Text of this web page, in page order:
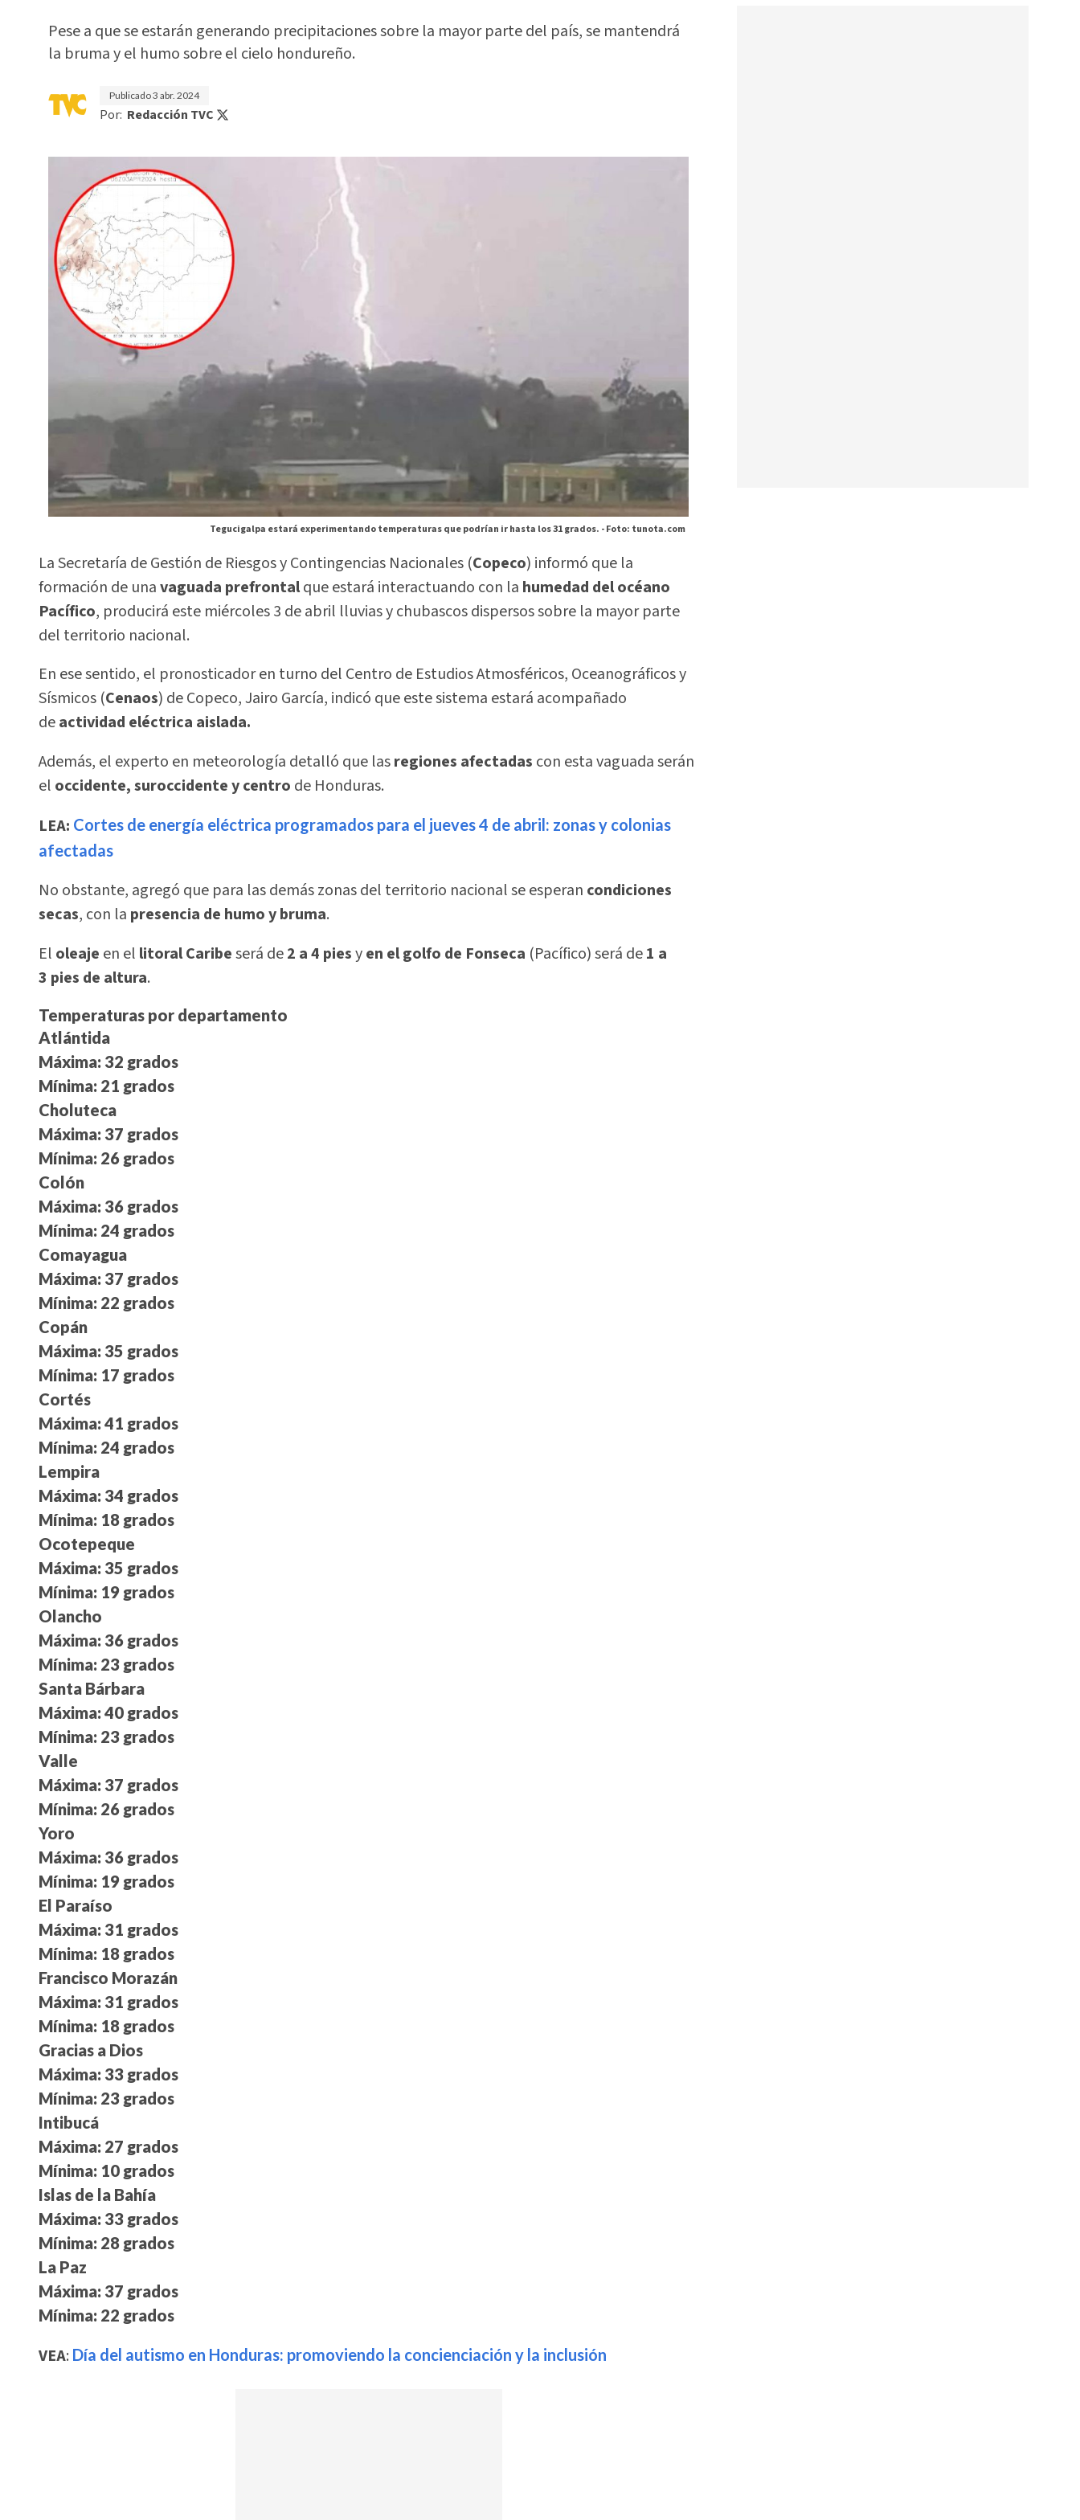
Pese a que se estarán generando precipitaciones sobre la mayor parte del país, se mantendrá
la bruma y el humo sobre el cielo hondureño.
Publicado3 abr. 2024
Por: Redacción TVC
Tegucigalpa estará experimentando temperaturas que podrían ir hasta los 31 grados. -Foto: tunota.com
La Secretaría de Gestión de Riesgos y Contingencias Nacionales (Copeco) informó que la
formación de unavaguada prefrontalque estará interactuando con la humedad del océano
Pacífico, producirá este miércoles 3 de abril lluvias y chubascos dispersos sobre la mayor parte
del territorio nacional.
En ese sentido, el pronosticador en turno del Centro de Estudios Atmosféricos, Oceanográficos y
Sísmicos (Cenaos) de Copeco, Jairo García, indicó que este sistema estará acompañado
deactividad eléctrica aislada.
Además, el experto en meteorología detalló que lasregiones afectadas con esta vaguada serán
el occidente, suroccidente y centro de Honduras.
LEA: Cortes de energía eléctrica programados para el jueves 4 de abril: zonas y colonias
afectadas
No obstante, agregó que para las demás zonas del territorio nacional se esperan condiciones
secas, con la presencia de humo y bruma.
El oleaje en el litoral Caribeserá de2 a 4 piesyen el golfo de Fonseca (Pacífico) será de1 a
3 pies de altura.
Temperaturas por departamento
Atlántida
Máxima: 32 grados
Mínima: 21 grados
Choluteca
Máxima: 37 grados
Mínima: 26 grados
Colón
Máxima: 36 grados
Mínima: 24 grados
Comayagua
Máxima: 37 grados
Mínima: 22 grados
Copán
Máxima: 35 grados
Mínima: 17 grados
Cortés
Máxima: 41 grados
Mínima: 24 grados
Lempira
Máxima: 34 grados
Mínima: 18 grados
Ocotepeque
Máxima: 35 grados
Mínima: 19 grados
Olancho
Máxima: 36 grados
Mínima: 23 grados
Santa Bárbara
Máxima: 40 grados
Mínima: 23 grados
Valle
Máxima: 37 grados
Mínima: 26 grados
Yoro
Máxima: 36 grados
Mínima: 19 grados
El Paraíso
Máxima: 31 grados
Mínima: 18 grados
Francisco Morazán
Máxima: 31 grados
Mínima: 18 grados
Gracias a Dios
Máxima: 33 grados
Mínima: 23 grados
Intibucá
Máxima: 27 grados
Mínima: 10 grados
Islas de la Bahía
Máxima: 33 grados
Mínima: 28 grados
La Paz
Máxima: 37 grados
Mínima: 22 grados
VEA: Día del autismo en Honduras: promoviendo la concienciación y la inclusión